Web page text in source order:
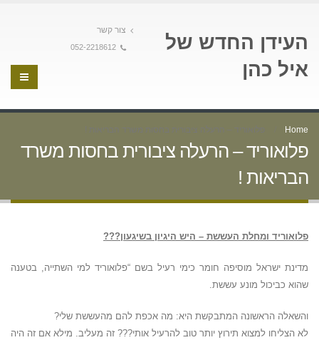
העידן החדש של
איל כהן
צור קשר
052-2218612
Home פלואוריד – הרעלה ציבורית בחסות משרד הבריאות !
פלואוריד – הרעלה ציבורית בחסות משרד
הבריאות !
פלואוריד ומחלת העששת – היש היגיון בשיגעון???
מדינת ישראל מוסיפה חומר כימי רעיל בשם “פלואוריד למי השתייה, בטענה
שהוא כביכול מונע עששת.
והשאלה הראשונה המתבקשת היא: מה אכפת להם מהעששת שלי?
לא הצליחו למצוא תירוץ יותר טוב להרעיל אותי??? זה מעליב. מילא אם זה היה